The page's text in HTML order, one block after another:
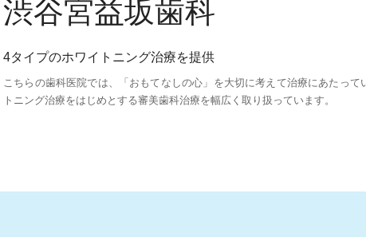
渋谷宮益坂歯科
4タイプのホワイトニング治療を提供
こちらの歯科医院では、「おもてなしの心」を大切に考えて治療にあたって
トニング治療をはじめとする審美歯科治療を幅広く取り扱っています。